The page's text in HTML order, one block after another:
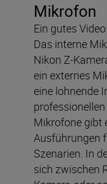
Mikrofon
Ein gutes
Das interne
Nikon Z-
ein externes
eine lohnende
Mikrofone gibt
Ausführungen
Szenarien. In
sich zwischen